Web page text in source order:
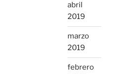
abril
2019
marzo
2019
febrero